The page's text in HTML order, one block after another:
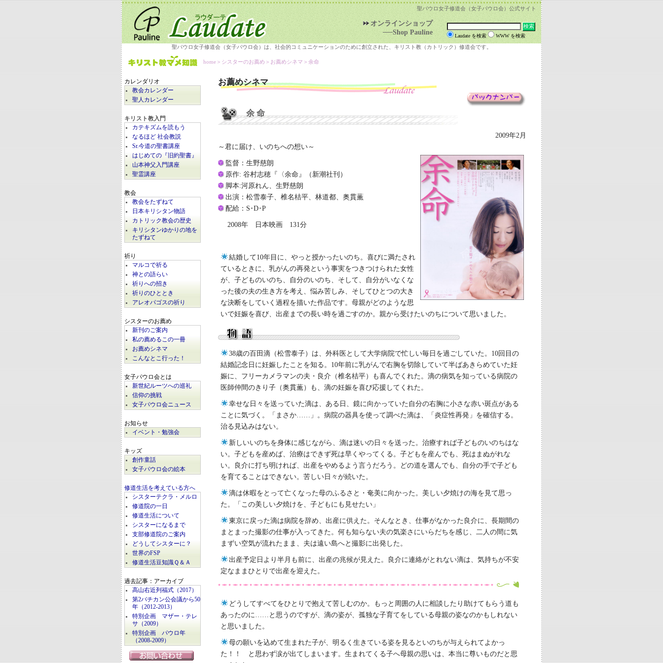
聖パウロ女子修道会（女子パウロ会）公式サイト
オンラインショップ
──Shop Pauline
Laudate を検索 WWW を検索
聖パウロ女子修道会（女子パウロ会）は、社会的コミュニケーションのために創立された、キリスト教（カトリック）修道会です。
カレンダリオ
教会カレンダー
聖人カレンダー
キリスト教入門
カテキズムを読もう
なるほど 社会教説
Sr.今道の聖書講座
はじめての『旧約聖書』
山本神父入門講座
聖霊講座
教会
教会をたずねて
日本キリシタン物語
カトリック教会の歴史
キリシタンゆかりの地を
たずねて
祈り
マルコで祈る
神との語らい
祈りへの招き
祈りのひととき
アレオパゴスの祈り
シスターのお薦め
新刊のご案内
私の薦めるこの一冊
お薦めシネマ
こんなとこ行った！
女子パウロ会とは
新世紀ルーツへの巡礼
信仰の挑戦
女子パウロ会ニュース
お知らせ
イベント・勉強会
キッズ
創作童話
女子パウロ会の絵本
修道生活を考えている方へ
シスターテクラ・メルロ
修道院の一日
修道生活について
シスターになるまで
支部修道院のご案内
どうしてシスターに？
世界のFSP
修道生活豆知識Ｑ＆Ａ
過去記事：アーカイブ
高山右近列福式（2017）
第2バチカン公会議から50
年（2012-2013）
特別企画 マザー・テレ
サ（2009）
特別企画 パウロ年
（2008-2009）
home ＞シスターのお薦め＞ お薦めシネマ ＞余命
お薦めシネマ
余 命
2009年2月
～君に届け、いのちへの想い～
監督：生野慈朗
原作: 谷村志穂『〈余命』（新潮社刊）
脚本:河原れん、生野慈朗
出演：松雪泰子、椎名桔平、林道都、奥貫薫
配給：S･D･P
2008年 日本映画 131分
結婚して10年目に、やっと授かったいのち。喜びに満たされ
ているときに、乳がんの再発という事実をつきつけられた女性
が、子どものいのち、自分のいのち、そして、自分がいなくな
った後の夫の生き方を考え、悩み苦しみ、そしてひとつの大き
な決断をしていく過程を描いた作品です。母親がどのような思
いで妊娠を喜び、出産までの長い時を過ごすのか。親から受けたいのちについて思いました。
38歳の百田滴（松雪泰子）は、外科医として大学病院で忙しい毎日を過ごしていた。10回目の
結婚記念日に妊娠したことを知る。10年前に乳がんで右胸を切除していて半ばあきらめていた妊
娠に、フリーカメラマンの夫・良介（椎名桔平）も喜んでくれた。滴の病気を知っている病院の
医師仲間のきり子（奥貫薫）も、滴の妊娠を喜び応援してくれた。
幸せな日々を送っていた滴は、ある日、鏡に向かっていた自分の右胸に小さな赤い斑点がある
ことに気づく。「まさか……」。病院の器具を使って調べた滴は、「炎症性再発」を確信する。
治る見込みはない。
新しいいのちを身体に感じながら、滴は迷いの日々を送った。治療すれば子どものいのちはな
い。子どもを産めば、治療はできず死は早くやってくる。子どもを産んでも、死はまぬがれな
い。良介に打ち明ければ、出産をやめるよう言うだろう。どの道を選んでも、自分の手で子ども
を育てることはできない。苦しい日々が続いた。
滴は休暇をとって亡くなった母のふるさと・奄美に向かった。美しい夕焼けの海を見て思っ
た。「この美しい夕焼けを、子どもにも見せたい」
東京に戻った滴は病院を辞め、出産に供えた。そんなとき、仕事がなかった良介に、長期間の
まとまった撮影の仕事が入ってきた。何も知らない夫の気楽さにいらだちを感じ、二人の間に気
まずい空気が流れたまま、夫は遠い島へと撮影に出発した。
出産予定日より半月も前に、出産の兆候が見えた。良介に連絡がとれない滴は、気持ちが不安
定なままひとりで出産を迎えた。
どうしてすべてをひとりで抱えて苦しむのか。もっと周囲の人に相談したり助けてもらう道も
あったのに……と思うのですが、滴の姿が、孤独な子育てをしている母親の姿なのかもしれない
と思いました。
母の願いを込めて生まれた子が、明るく生きている姿を見るといのちが与えられてよかっ
た！！ と思わず涙が出てしまいます。生まれてくる子へ母親の思いは、本当に尊いものだと思